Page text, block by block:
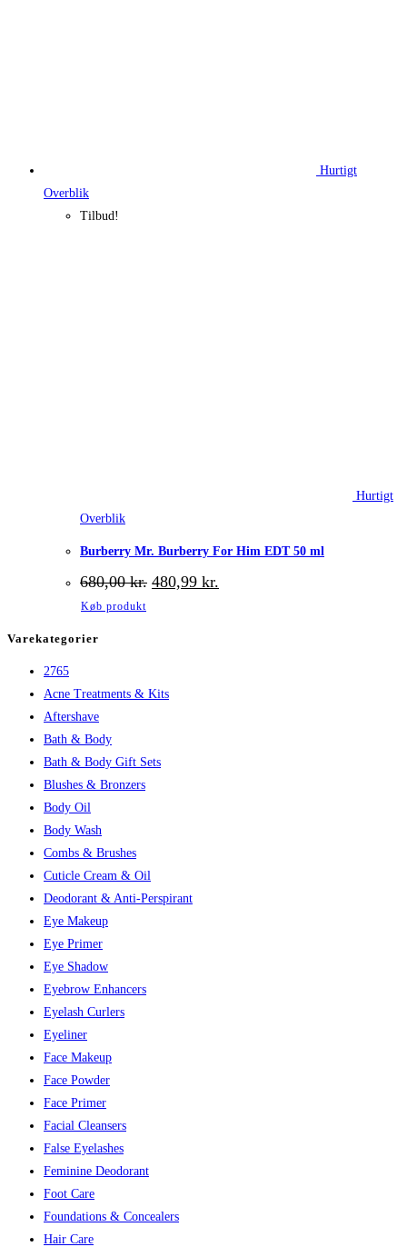
Hurtigt
Overblik
Tilbud!
Hurtigt
Overblik
Burberry Mr. Burberry For Him EDT 50 ml
680,00kr. Den
oprindelige
480,99 kr.
aktuelle
Køb produkt
Varekategorier
2765
Acne Treatments & Kits
Aftershave
Bath & Body
Bath & Body Gift Sets
Blushes & Bronzers
Body Oil
Body Wash
Combs & Brushes
Cuticle Cream & Oil
Deodorant & Anti-Perspirant
Eye Makeup
Eye Primer
Eye Shadow
Eyebrow Enhancers
Eyelash Curlers
Eyeliner
Face Makeup
Face Powder
Face Primer
Facial Cleansers
False Eyelashes
Feminine Deodorant
Foot Care
Foundations & Concealers
Hair Care